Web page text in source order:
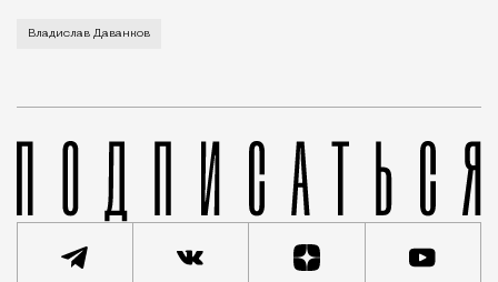
Видео с репликой из интервью народного
Владислав Даванков